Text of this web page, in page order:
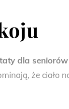
dla seniorów
że ciało